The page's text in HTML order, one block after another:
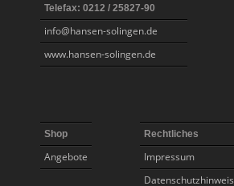
Telefax: 0212 / 25827-90
info@hansen-solingen.de
www.hansen-solingen.de
Shop
Angebote
Rechtliches
Impressum
Datenschutzhinweis